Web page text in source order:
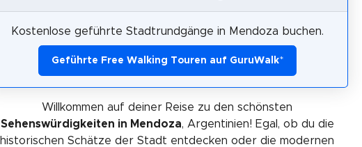
Kostenlose geführte Stadtrundgänge in Mendoza buchen.
Geführte Free Walking Touren auf GuruWalk*
Willkommen auf deiner Reise zu den schönsten
Sehenswürdigkeiten in Mendoza, Argentinien! Egal, ob du die
historischen Schätze der Stadt entdecken oder die modernen